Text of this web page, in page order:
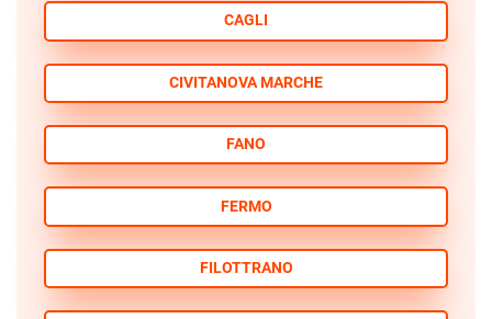
CAGLI
CIVITANOVA MARCHE
FANO
FERMO
FILOTTRANO